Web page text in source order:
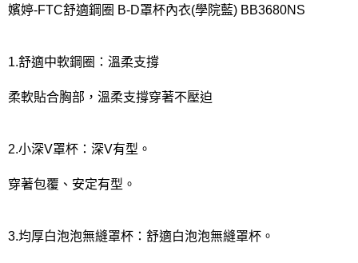
嬪婷-FTC舒適鋼圈 B-D罩杯內衣(學院藍) BB3680NS
1.舒適中軟鋼圈：溫柔支撐
柔軟貼合胸部，溫柔支撐穿著不壓迫
2.小深V罩杯：深V有型。
穿著包覆、安定有型。
3.均厚白泡泡無縫罩杯：舒適白泡泡無縫罩杯。